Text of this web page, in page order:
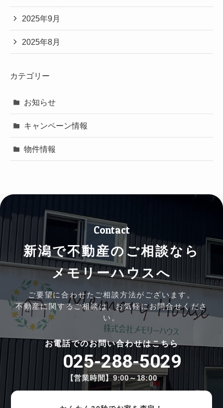
2025年9月
2025年8月
カテゴリー
お知らせ
キャンペーン情報
物件情報
Contact
新潟で不動産のご相談なら
メモリーハウスへ
ご要望に合わせたご相談方法がございます。
不動産に関するご相談は、お気軽にお問合せくださ
い。
お電話でのお問い合わせはこちら
025-288-5029
【営業時間】9:00～18:00